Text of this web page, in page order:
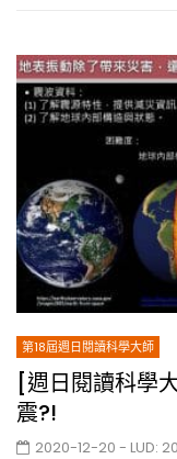
第18屆週日閱讀科學大師
[週日閱讀科學
震?!
2020-12-20 - LUD: